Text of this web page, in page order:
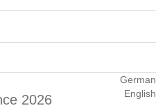
2026
German
English